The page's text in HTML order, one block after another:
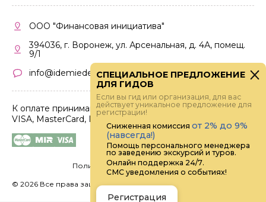
Кабинет партнера
Правила участия
ООО "Финансовая инициатива"
394036, г. Воронеж, ул. Арсенальная, д. 4А, помещ.
9/1
info@idemiedem.ru
К оплате принимаются карты
VISA, MasterCard, МИР
Политика конфиденциальности
© 2026 Все права защищены.
СПЕЦИАЛЬНОЕ ПРЕДЛОЖЕНИЕ
ДЛЯ ГИДОВ
Если вы гид или организация, для вас
действует уникальное предложение для
регистрации!
Сниженная комиссия от 2% до 9%
(навсегда!)
Помощь персонального менеджера
по заведению экскурсий и туров.
Онлайн поддержка 24/7.
СМС уведомления о событиях!
Регистрация